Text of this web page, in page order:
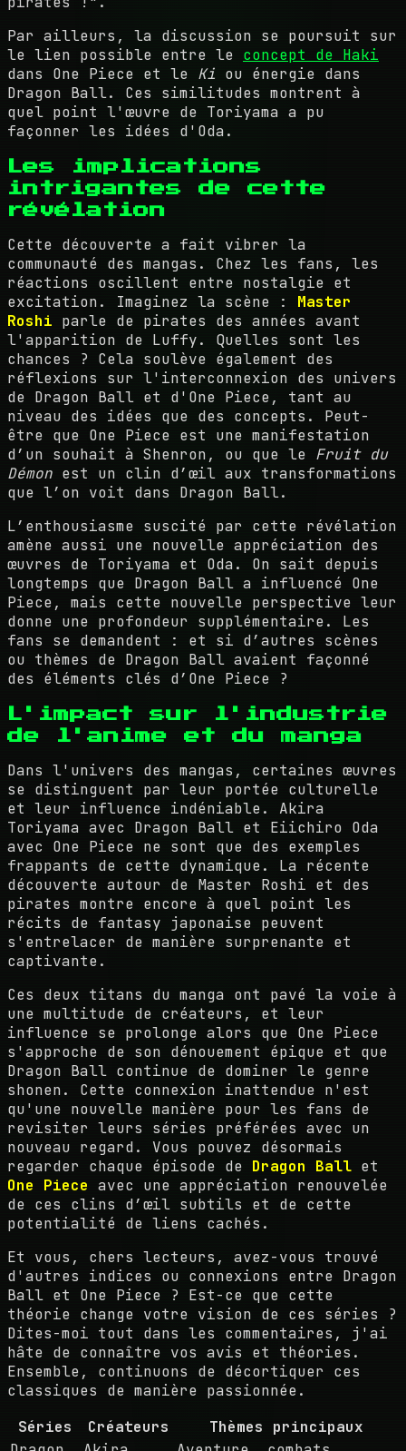
Par ailleurs, la discussion se poursuit sur
le lien possible entre le concept de Haki
dans One Piece et le Ki ou énergie dans
Dragon Ball. Ces similitudes montrent à
quel point l'œuvre de Toriyama a pu
façonner les idées d'Oda.
Les implications
intrigantes de cette
révélation
Cette découverte a fait vibrer la
communauté des mangas. Chez les fans, les
réactions oscillent entre nostalgie et
excitation. Imaginez la scène : Master
Roshi parle de pirates des années avant
l'apparition de Luffy. Quelles sont les
chances ? Cela soulève également des
réflexions sur l'interconnexion des univers
de Dragon Ball et d'One Piece, tant au
niveau des idées que des concepts. Peut-
être que One Piece est une manifestation
d’un souhait à Shenron, ou que le Fruit du
Démon est un clin d’œil aux transformations
que l’on voit dans Dragon Ball.
L’enthousiasme suscité par cette révélation
amène aussi une nouvelle appréciation des
œuvres de Toriyama et Oda. On sait depuis
longtemps que Dragon Ball a influencé One
Piece, mais cette nouvelle perspective leur
donne une profondeur supplémentaire. Les
fans se demandent : et si d’autres scènes
ou thèmes de Dragon Ball avaient façonné
des éléments clés d’One Piece ?
L'impact sur l'industrie
de l'anime et du manga
Dans l'univers des mangas, certaines œuvres
se distinguent par leur portée culturelle
et leur influence indéniable. Akira
Toriyama avec Dragon Ball et Eiichiro Oda
avec One Piece ne sont que des exemples
frappants de cette dynamique. La récente
découverte autour de Master Roshi et des
pirates montre encore à quel point les
récits de fantasy japonaise peuvent
s'entrelacer de manière surprenante et
captivante.
Ces deux titans du manga ont pavé la voie à
une multitude de créateurs, et leur
influence se prolonge alors que One Piece
s'approche de son dénouement épique et que
Dragon Ball continue de dominer le genre
shonen. Cette connexion inattendue n'est
qu'une nouvelle manière pour les fans de
revisiter leurs séries préférées avec un
nouveau regard. Vous pouvez désormais
regarder chaque épisode de Dragon Ball et
One Piece avec une appréciation renouvelée
de ces clins d’œil subtils et de cette
potentialité de liens cachés.
Et vous, chers lecteurs, avez-vous trouvé
d'autres indices ou connexions entre Dragon
Ball et One Piece ? Est-ce que cette
théorie change votre vision de ces séries ?
Dites-moi tout dans les commentaires, j'ai
hâte de connaître vos avis et théories.
Ensemble, continuons de décortiquer ces
classiques de manière passionnée.
Séries
Créateurs
Thèmes principaux